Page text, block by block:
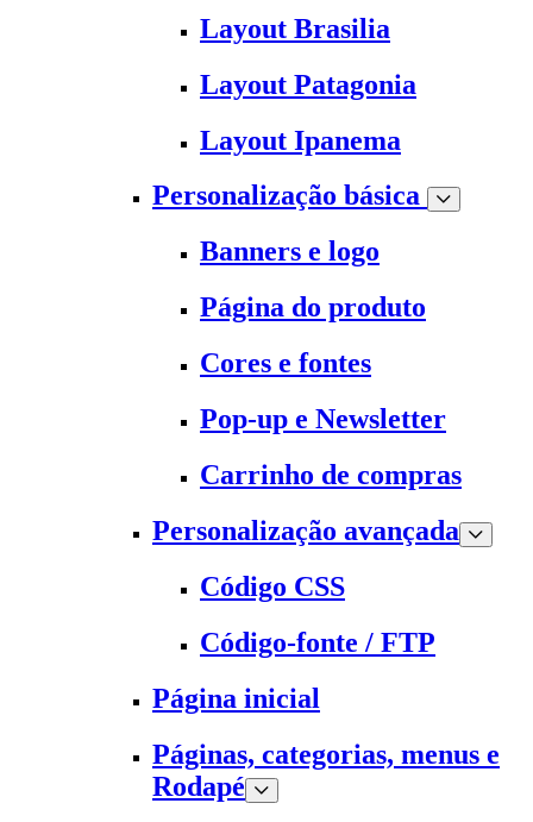
Layout Brasilia
Layout Patagonia
Layout Ipanema
Personalização básica
Banners e logo
Página do produto
Cores e fontes
Pop-up e Newsletter
Carrinho de compras
Personalização avançada
Código CSS
Código-fonte / FTP
Página inicial
Páginas, categorias, menus e
Rodapé